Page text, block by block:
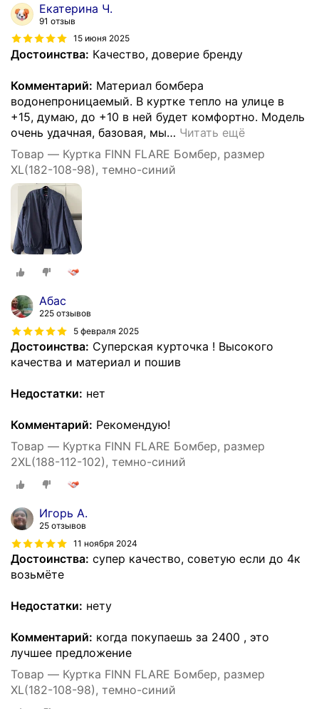
Екатерина Ч.
91 отзыв
15 июня 2025
Достоинства: Качество, доверие бренду
Комментарий: Материал бомбера
водонепроницаемый. В куртке тепло на улице в
+15, думаю, до +10 в ней будет комфортно. Модель
очень удачная, базовая, мы… Читать ещё
Товар — Куртка FINN FLARE Бомбер, размер
XL(182-108-98), темно-синий
Абас
225 отзывов
5 февраля 2025
Достоинства: Суперская курточка ! Высокого
качества и материал и пошив
Недостатки: нет
Комментарий: Рекомендую!
Товар — Куртка FINN FLARE Бомбер, размер
2XL(188-112-102), темно-синий
Игорь А.
25 отзывов
11 ноября 2024
Достоинства: супер качество, советую если до 4к
возьмёте
Недостатки: нету
Комментарий: когда покупаешь за 2400 , это
лучшее предложение
Товар — Куртка FINN FLARE Бомбер, размер
XL(182-108-98), темно-синий